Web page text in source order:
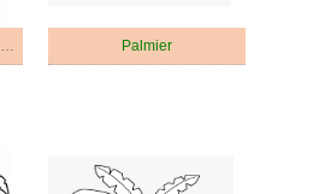
Arbre et Fleurs dans le jardin Palmier